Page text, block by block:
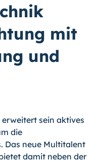
mit
und
sein aktives
die
Das neue Multitalent
damit neben der